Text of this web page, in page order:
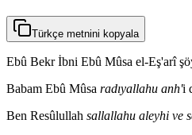
Türkçe metnini kopyala
Ebû Bekr İbni Ebû Mûsa el-Eş'arî
Babam Ebû Mûsa radıyallahu anh'i
Ben Resûlullah sallallahu aleyhi ve